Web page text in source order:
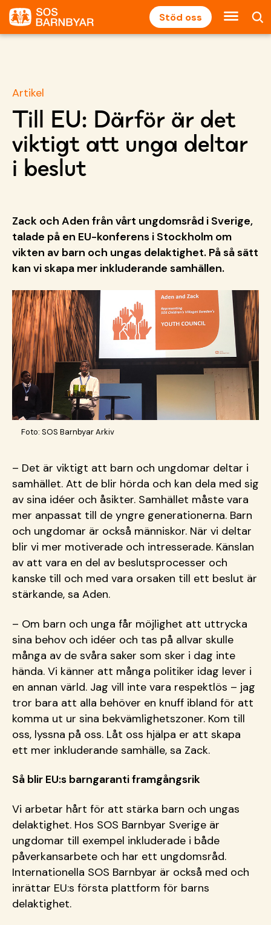
Stöd oss
Artikel
Till EU: Därför är det
viktigt att unga deltar
i beslut
Zack och Aden från vårt ungdomsråd i Sverige,
talade på en EU-konferens i Stockholm om
vikten av barn och ungas delaktighet. På så sätt
kan vi skapa mer inkluderande samhällen.
Foto: SOS Barnbyar Arkiv
– Det är viktigt att barn och ungdomar deltar i
samhället. Att de blir hörda och kan dela med sig
av sina idéer och åsikter. Samhället måste vara
mer anpassat till de yngre generationerna. Barn
och ungdomar är också människor. När vi deltar
blir vi mer motiverade och intresserade. Känslan
av att vara en del av beslutsprocesser och
kanske till och med vara orsaken till ett beslut är
stärkande, sa Aden.
– Om barn och unga får möjlighet att uttrycka
sina behov och idéer och tas på allvar skulle
många av de svåra saker som sker i dag inte
hända. Vi känner att många politiker idag lever i
en annan värld. Jag vill inte vara respektlös – jag
tror bara att alla behöver en knuff ibland för att
komma ut ur sina bekvämlighetszoner. Kom till
oss, lyssna på oss. Låt oss hjälpa er att skapa
ett mer inkluderande samhälle, sa Zack.
Så blir EU:s barngaranti framgångsrik
Vi arbetar hårt för att stärka barn och ungas
delaktighet. Hos SOS Barnbyar Sverige är
ungdomar till exempel inkluderade i både
påverkansarbete och har ett ungdomsråd.
Internationella SOS Barnbyar är också med och
inrättar EU:s första plattform för barns
delaktighet.